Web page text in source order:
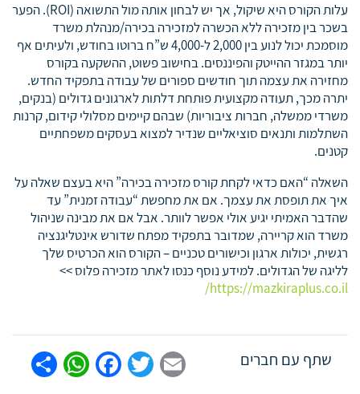
עלות הקורס היא שיקול, אך יש לבחון אותה מול התשואה (ROI). הפער
בשכר בין מזכירה ללא הכשרה למזכירה בכירה/מנהלת משרד
מוסמכת יכול לנוע בין 2,000 ל-4,000 ש”ח ברוטו בחודש, ולעיתים אף
יותר במגזר ההייטק והפיננסים. בחישוב פשוט, ההשקעה בקורס
מחזירה את עצמה תוך חודשים ספורים של עבודה בתפקיד החדש.
יתרה מכך, תעודה מקצועית פותחת דלתות לארגונים גדולים (בנקים,
משרדי ממשלה, חברות ציבוריות) שבהם קיימים מסלולי קידום, קרנות
השתלמות ותנאים סוציאליים שנדיר למצוא בעסקים משפחתיים
קטנים.
השאלה “האם כדאי לקחת קורס מזכירה בכירה” היא בעצם שאלה על
איך את תופסת את עצמך. אם את מחפשת “עבודה זמנית” עד
שהדבר האמיתי יגיע אולי אפשר לוותר. אבל אם את מבינה שניהול
משרד הוא קריירה, שמדובר בתפקיד מפתח שדורש אינטליגנציה
רגשית, יכולות ארגון וכישורים טכניים – הקורס הוא הכרטיס שלך
לליגה של הגדולים. למידע נוסף כנסו לאתר מזכירה פלוס >>
https://mazkiraplus.co.il/
שתף עם חברים Email
Twitter